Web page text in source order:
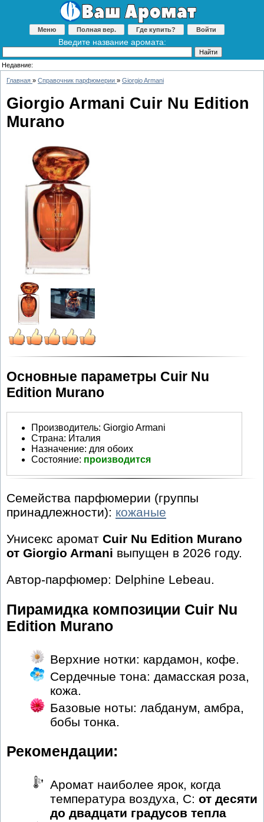
Меню Полная вер. Где купить? Войти
Введите название аромата:
Недавние:
Главная » Справочник парфюмерии » Giorgio Armani
Giorgio Armani Cuir Nu Edition
Murano
Основные параметры Cuir Nu
Edition Murano
Производитель: Giorgio Armani
Страна: Италия
Назначение: для обоих
Состояние: производится
Семейства парфюмерии (группы
принадлежности): кожаные
Унисекс аромат Cuir Nu Edition Murano
от Giorgio Armani выпущен в 2026 году.
Автор-парфюмер: Delphine Lebeau.
Пирамидка композиции Cuir Nu
Edition Murano
Верхние нотки: кардамон, кофе.
Сердечные тона: дамасская роза,
кожа.
Базовые ноты: лабданум, амбра,
бобы тонка.
Рекомендации:
Аромат наиболее ярок, когда
температура воздуха, С: от десяти
до двадцати градусов тепла